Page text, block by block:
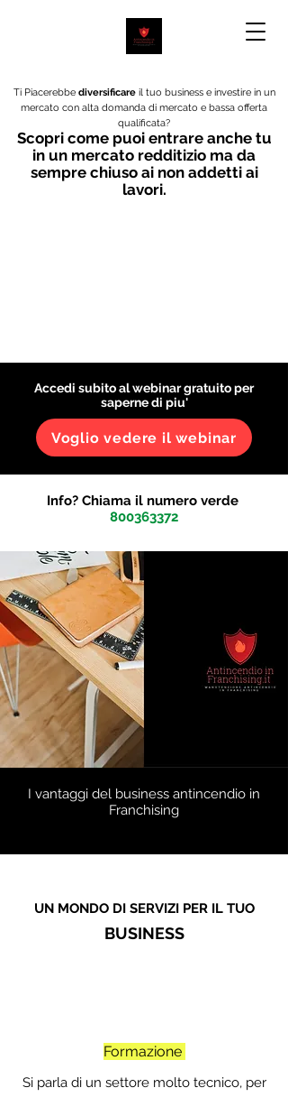
Ti Piacerebbe diversificareil tuo business e investire in un
mercato con alta domanda di mercato e bassa offerta
qualificata?
Scopri come puoi entrare anche tu
in un mercato redditizio ma da
sempre chiuso ai non addetti ai
lavori.
Accedi subito al webinar gratuito per
saperne di piu'
Voglio vedere il webinar
Info? Chiama il numero verde
800363372
I vantaggi del business antincendio in
Franchising
UN MONDO DI SERVIZI PER IL TUO
BUSINESS
Formazione
Si parla di un settore molto tecnico, per